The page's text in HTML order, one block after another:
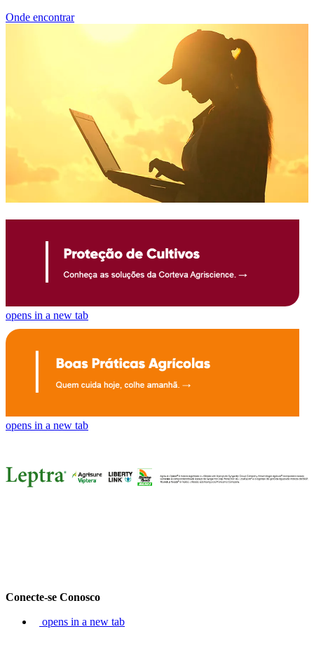
Onde encontrar
opens in a new tab
opens in a new tab
Conecte-se Conosco
opens in a new tab